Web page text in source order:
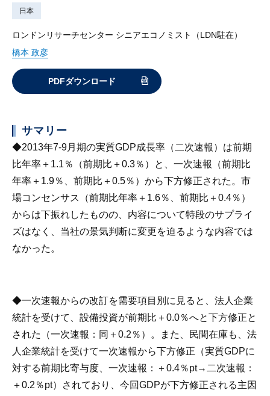
日本
ロンドンリサーチセンター シニアエコノミスト（LDN駐在）
橋本 政彦
PDFダウンロード
サマリー
◆2013年7-9月期の実質GDP成長率（二次速報）は前期
比年率＋1.1％（前期比＋0.3％）と、一次速報（前期比
年率＋1.9％、前期比＋0.5％）から下方修正された。市
場コンセンサス（前期比年率＋1.6％、前期比＋0.4％）
からは下振れしたものの、内容について特段のサプライ
ズはなく、当社の景気判断に変更を迫るような内容では
なかった。
◆一次速報からの改訂を需要項目別に見ると、法人企業
統計を受けて、設備投資が前期比＋0.0％へと下方修正と
された（一次速報：同＋0.2％）。また、民間在庫も、法
人企業統計を受けて一次速報から下方修正（実質GDPに
対する前期比寄与度、一次速報：＋0.4％pt→二次速報：
＋0.2％pt）されており、今回GDPが下方修正される主因